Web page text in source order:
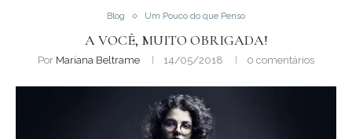
Blog Um Pouco do que Penso
A VOCÊ, MUITO OBRIGADA!
Por Mariana Beltrame 14/05/2018 0 comentários